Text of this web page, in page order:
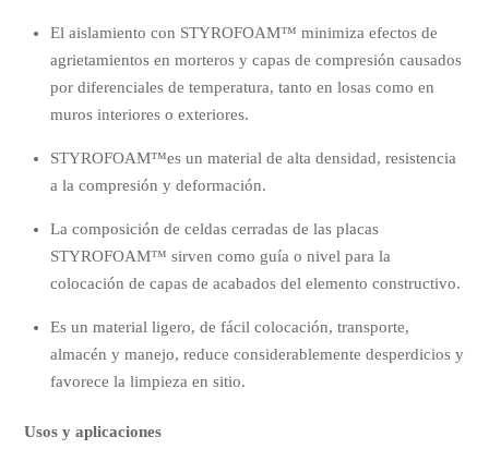
El aislamiento con STYROFOAM™ minimiza efectos de
agrietamientos en morteros y capas de compresión causados
por diferenciales de temperatura, tanto en losas como en
muros interiores o exteriores.
STYROFOAM™es un material de alta densidad, resistencia
a la compresión y deformación.
La composición de celdas cerradas de las placas
STYROFOAM™ sirven como guía o nivel para la
colocación de capas de acabados del elemento constructivo.
Es un material ligero, de fácil colocación, transporte,
almacén y manejo, reduce considerablemente desperdicios y
favorece la limpieza en sitio.
Usos y aplicaciones